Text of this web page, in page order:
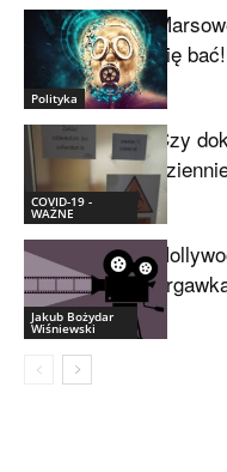
Polityka
się
COVID-19 -
WAŻNE
Czy
Jakub Bożydar
Wiśniewski